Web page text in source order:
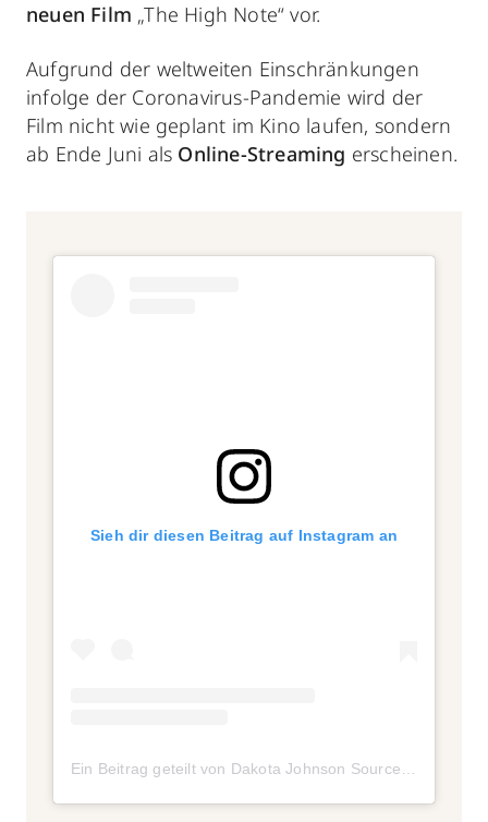
neuen Film „The High Note“ vor.
Aufgrund der weltweiten Einschränkungen
infolge der Coronavirus-Pandemie wird der
Film nicht wie geplant im Kino laufen, sondern
ab Ende Juni als Online-Streaming erscheinen.
Sieh dir diesen Beitrag auf Instagram an